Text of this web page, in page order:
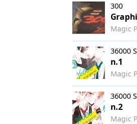
300
Magic
36000
n.1
Magic
36000
n.2
Magic